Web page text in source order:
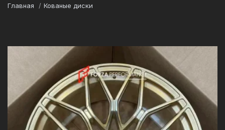
Главная Кованые диски
Марка
BMW